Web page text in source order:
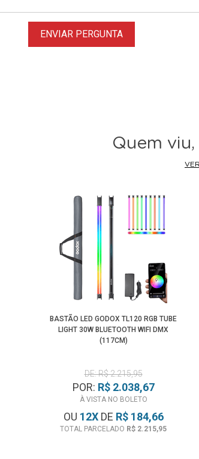
ENVIAR PERGUNTA
Quem
BASTÃO LED GODOX TL120 RGB TUBE
LIGHT 30W BLUETOOTH WIFI DMX
(117CM)
DE: R$ 2.215,95
POR: R$ 2.038,67
À VISTA NO BOLETO
OU 12XDE R$ 184,66
TOTAL PARCELADO R$ 2.215,95